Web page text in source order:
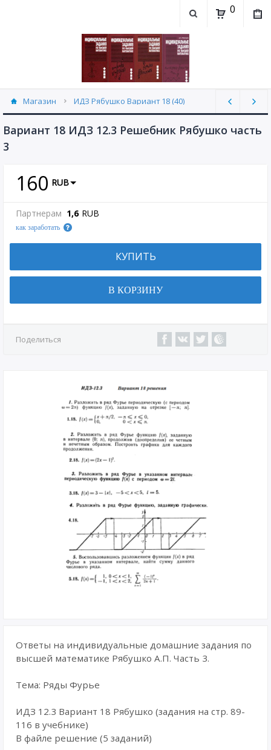
0
Магазин ИДЗ Рябушко Вариант 18 (40)
Вариант 18 ИДЗ 12.3 Решебник Рябушко часть
3
160 RUB
Партнерам 1,6 RUB
как заработать
КУПИТЬ
В КОРЗИНУ
Поделиться
Ответы на индивидуальные домашние задания по
высшей математике Рябушко А.П. Часть 3.
Тема: Ряды Фурье
ИДЗ 12.3 Вариант 18 Рябушко (задания на стр. 89-
116 в учебнике)
В файле решение (5 заданий)